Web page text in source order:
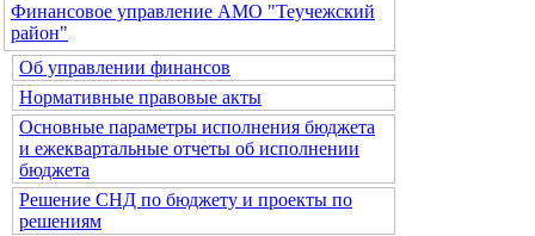
Финансовое управление АМО "Теучежский
район"
Об управлении финансов
Нормативные правовые акты
Основные параметры исполнения бюджета
и ежеквартальные отчеты об исполнении
бюджета
Решение СНД по бюджету и проекты по
решениям